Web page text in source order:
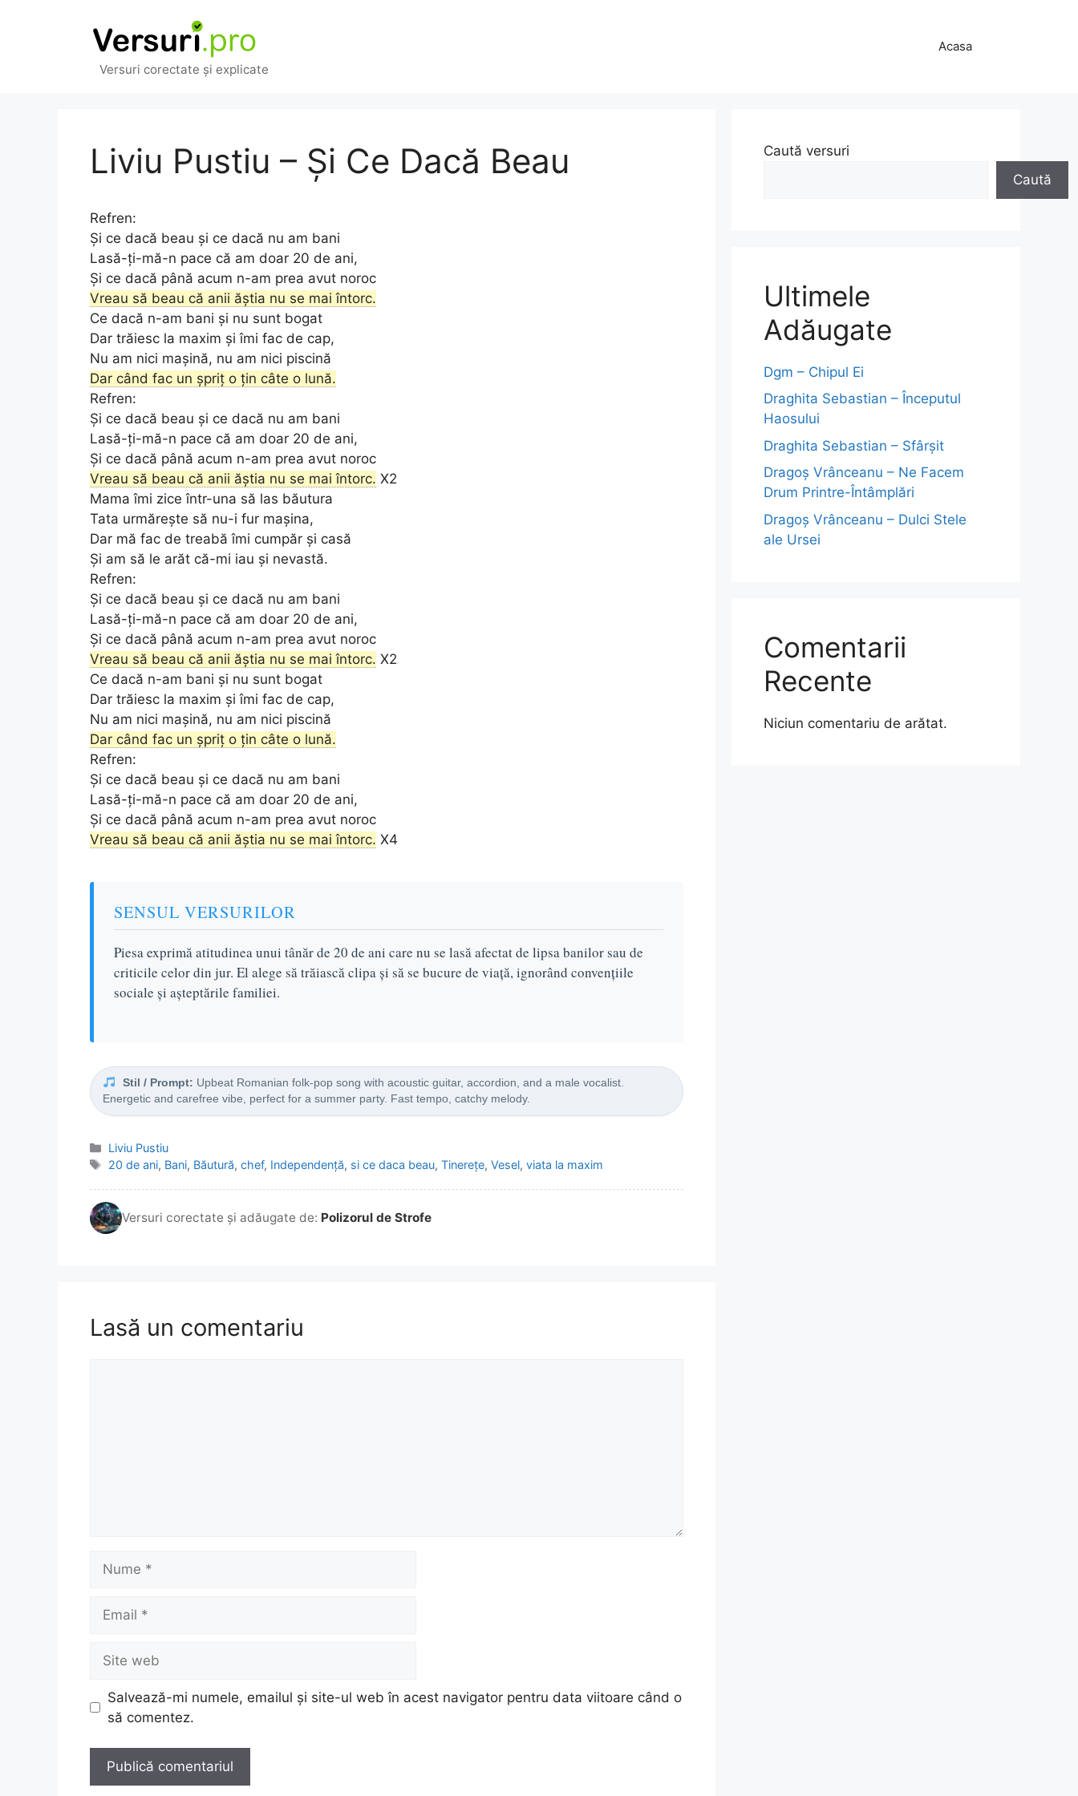
Versuri corectate și explicate
Acasa
Liviu Pustiu – Și Ce Dacă Beau
Refren:
Și ce dacă beau și ce dacă nu am bani
Lasă-ți-mă-n pace că am doar 20 de ani,
Și ce dacă până acum n-am prea avut noroc
Vreau să beau că anii ăștia nu se mai întorc.
Ce dacă n-am bani și nu sunt bogat
Dar trăiesc la maxim și îmi fac de cap,
Nu am nici mașină, nu am nici piscină
Dar când fac un șpriț o țin câte o lună.
Refren:
Și ce dacă beau și ce dacă nu am bani
Lasă-ți-mă-n pace că am doar 20 de ani,
Și ce dacă până acum n-am prea avut noroc
Vreau să beau că anii ăștia nu se mai întorc. X2
Mama îmi zice într-una să las băutura
Tata urmărește să nu-i fur mașina,
Dar mă fac de treabă îmi cumpăr și casă
Și am să le arăt că-mi iau și nevastă.
Refren:
Și ce dacă beau și ce dacă nu am bani
Lasă-ți-mă-n pace că am doar 20 de ani,
Și ce dacă până acum n-am prea avut noroc
Vreau să beau că anii ăștia nu se mai întorc. X2
Ce dacă n-am bani și nu sunt bogat
Dar trăiesc la maxim și îmi fac de cap,
Nu am nici mașină, nu am nici piscină
Dar când fac un șpriț o țin câte o lună.
Refren:
Și ce dacă beau și ce dacă nu am bani
Lasă-ți-mă-n pace că am doar 20 de ani,
Și ce dacă până acum n-am prea avut noroc
Vreau să beau că anii ăștia nu se mai întorc. X4
SENSUL VERSURILOR
Piesa exprimă atitudinea unui tânăr de 20 de ani care nu se lasă afectat de lipsa banilor sau de
criticile celor din jur. El alege să trăiască clipa și să se bucure de viață, ignorând convențiile
sociale și așteptările familiei.
Stil / Prompt: Upbeat Romanian folk-pop song with acoustic guitar, accordion, and a male vocalist.
Energetic and carefree vibe, perfect for a summer party. Fast tempo, catchy melody.
Categorii
Liviu Pustiu
Etichete
20 de ani, Bani, Băutură,chef, Independență, si ce daca beau,Tinerețe,Vesel,viata la maxim
Versuri corectate și adăugate de: Polizorul de Strofe
Lasă un comentariu
web
Salvează-mi numele, emailul și site-ul web în acest navigator pentru data viitoare când o
să comentez.
Caută versuri
Caută
Ultimele
Adăugate
Dgm – Chipul Ei
Draghita Sebastian – Începutul
Haosului
Draghita Sebastian – Sfârșit
Dragoş Vrânceanu – Ne Facem
Drum Printre-Întâmplări
Dragoş Vrânceanu – Dulci Stele
ale Ursei
Comentarii
Recente
Niciun comentariu de arătat.